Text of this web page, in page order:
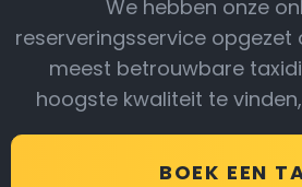
We hebben onze
reserveringsservice opgezet
meest betrouwbare
hoogste kwaliteit te
BOEK EEN